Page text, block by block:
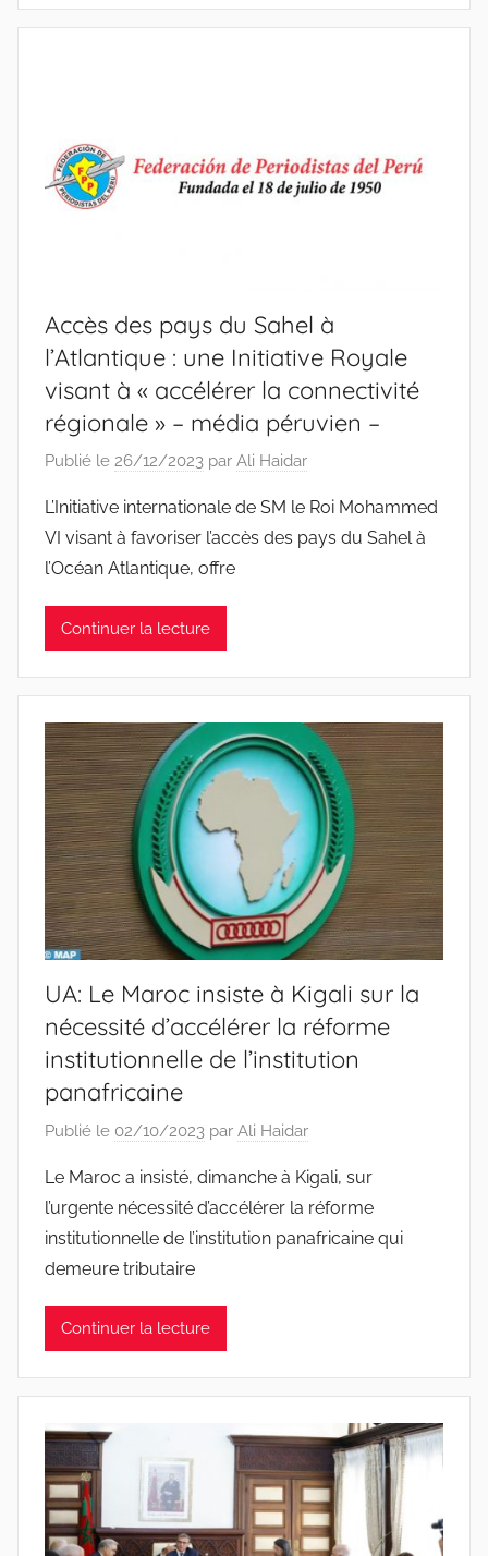
Accès des pays du Sahel à
l’Atlantique : une Initiative Royale
visant à « accélérer la connectivité
régionale » – média péruvien –
Publié le 26/12/2023 par Ali Haidar
L’Initiative internationale de SM le Roi Mohammed
VI visant à favoriser l’accès des pays du Sahel à
l’Océan Atlantique, offre
Continuer la lecture
UA: Le Maroc insiste à Kigali sur la
nécessité d’accélérer la réforme
institutionnelle de l’institution
panafricaine
Publié le 02/10/2023 par Ali Haidar
Le Maroc a insisté, dimanche à Kigali, sur
l’urgente nécessité d’accélérer la réforme
institutionnelle de l’institution panafricaine qui
demeure tributaire
Continuer la lecture